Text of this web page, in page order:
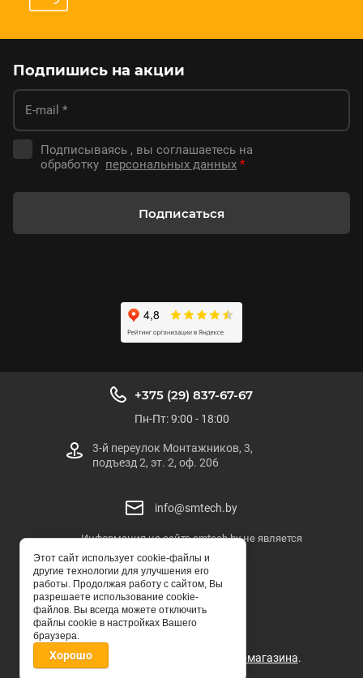
Подпишись на акции
Подписываясь , вы соглашаетесь на
обработку персональных данных *
Подписаться
SMTECH.BY
© ООО "СМТЕХ-БЕЛ"
+375 (29) 837-67-67
Пн-Пт: 9:00 - 18:00
3-й переулок Монтажников, 3,
подъезд 2, эт. 2, оф. 206
info@smtech.by
Информация на сайте smtech.by не является
публичной офертой
Мegagroup.by - создание интернет-магазина.
Этот сайт использует cookie-файлы и
другие технологии для улучшения его
работы. Продолжая работу с сайтом, Вы
разрешаете использование cookie-
файлов. Вы всегда можете отключить
файлы cookie в настройках Вашего
браузера.
Хорошо